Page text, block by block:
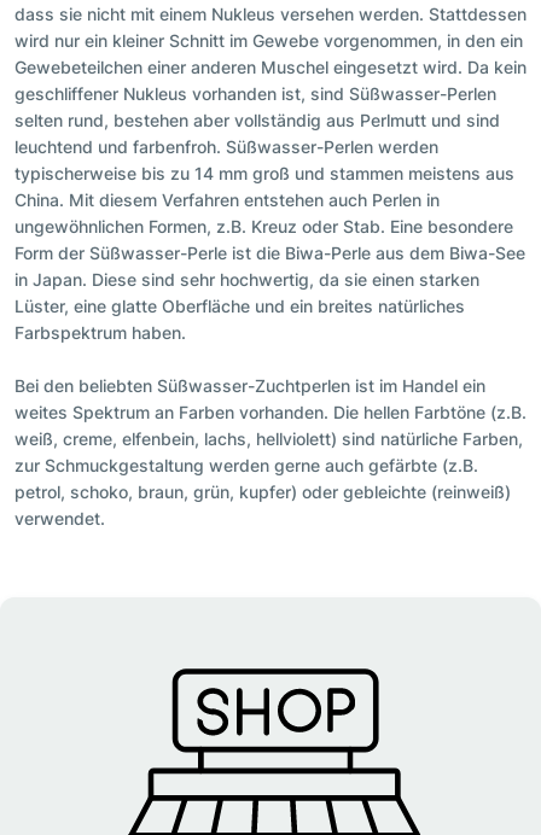
dass sie nicht mit einem Nukleus versehen werden. Stattdessen
wird nur ein kleiner Schnitt im Gewebe vorgenommen, in den ein
Gewebeteilchen einer anderen Muschel eingesetzt wird. Da kein
geschliffener Nukleus vorhanden ist, sind Süßwasser-Perlen
selten rund, bestehen aber vollständig aus Perlmutt und sind
leuchtend und farbenfroh. Süßwasser-Perlen werden
typischerweise bis zu 14 mm groß und stammen meistens aus
China. Mit diesem Verfahren entstehen auch Perlen in
ungewöhnlichen Formen, z.B. Kreuz oder Stab. Eine besondere
Form der Süßwasser-Perle ist die Biwa-Perle aus dem Biwa-See
in Japan. Diese sind sehr hochwertig, da sie einen starken
Lüster, eine glatte Oberfläche und ein breites natürliches
Farbspektrum haben.
Bei den beliebten Süßwasser-Zuchtperlen ist im Handel ein
weites Spektrum an Farben vorhanden. Die hellen Farbtöne (z.B.
weiß, creme, elfenbein, lachs, hellviolett) sind natürliche Farben,
zur Schmuckgestaltung werden gerne auch gefärbte (z.B.
petrol, schoko, braun, grün, kupfer) oder gebleichte (reinweiß)
verwendet.